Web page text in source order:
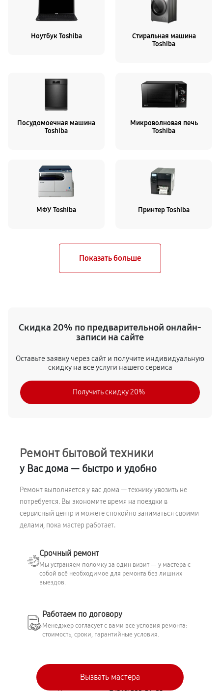
Ноутбук Toshiba
Стиральная машина
Toshiba
Посудомоечная машина
Toshiba
Микроволновая печь
Toshiba
МФУ Toshiba Принтер Toshiba
Скидка 20% по предварительной онлайн-
записи на сайте
Оставьте заявку через сайт и получите индивидуальную
скидку на все услуги нашего сервиса
Получить скидку 20%
Ремонт бытовой техники
у Вас дома — быстро и удобно
Ремонт выполняется у вас дома — технику увозить не
потребуется. Вы экономите время на поездки в
сервисный центр и можете спокойно заниматься своими
делами, пока мастер работает.
Вызвать мастера
Срочный ремонт
Мы устраняем поломку за один визит — у мастера с
собой всё необходимое для ремонта без лишних
выездов.
Работаем по договору
Менеджер согласует с вами все условия ремонта:
стоимость, сроки, гарантийные условия.